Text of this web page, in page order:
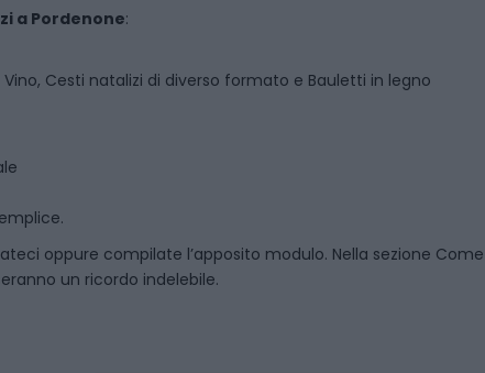
a Pordenone:
Cesti natalizi di diverso formato e Bauletti in legno
oppure compilate l’apposito modulo. Nella sezione
un ricordo indelebile.